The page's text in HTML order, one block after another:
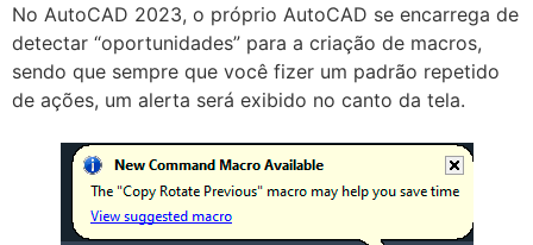
No AutoCAD 2023, o próprio AutoCAD se encarrega de
detectar “oportunidades” para a criação de macros,
sendo que sempre que você fizer um padrão repetido
de ações, um alerta será exibido no canto da tela.